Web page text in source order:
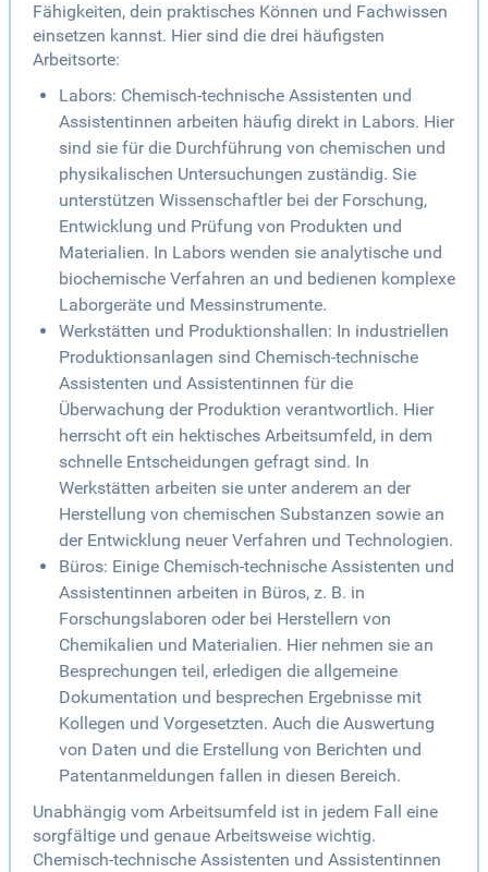
Fähigkeiten, dein praktisches Können und Fachwissen
einsetzen kannst. Hier sind die drei häufigsten
Arbeitsorte:
Labors: Chemisch-technische Assistenten und
Assistentinnen arbeiten häufig direkt in Labors. Hier
sind sie für die Durchführung von chemischen und
physikalischen Untersuchungen zuständig. Sie
unterstützen Wissenschaftler bei der Forschung,
Entwicklung und Prüfung von Produkten und
Materialien. In Labors wenden sie analytische und
biochemische Verfahren an und bedienen komplexe
Laborgeräte und Messinstrumente.
Werkstätten und Produktionshallen: In industriellen
Produktionsanlagen sind Chemisch-technische
Assistenten und Assistentinnen für die
Überwachung der Produktion verantwortlich. Hier
herrscht oft ein hektisches Arbeitsumfeld, in dem
schnelle Entscheidungen gefragt sind. In
Werkstätten arbeiten sie unter anderem an der
Herstellung von chemischen Substanzen sowie an
der Entwicklung neuer Verfahren und Technologien.
Büros: Einige Chemisch-technische Assistenten und
Assistentinnen arbeiten in Büros, z. B. in
Forschungslaboren oder bei Herstellern von
Chemikalien und Materialien. Hier nehmen sie an
Besprechungen teil, erledigen die allgemeine
Dokumentation und besprechen Ergebnisse mit
Kollegen und Vorgesetzten. Auch die Auswertung
von Daten und die Erstellung von Berichten und
Patentanmeldungen fallen in diesen Bereich.
Unabhängig vom Arbeitsumfeld ist in jedem Fall eine
sorgfältige und genaue Arbeitsweise wichtig.
Chemisch-technische Assistenten und Assistentinnen